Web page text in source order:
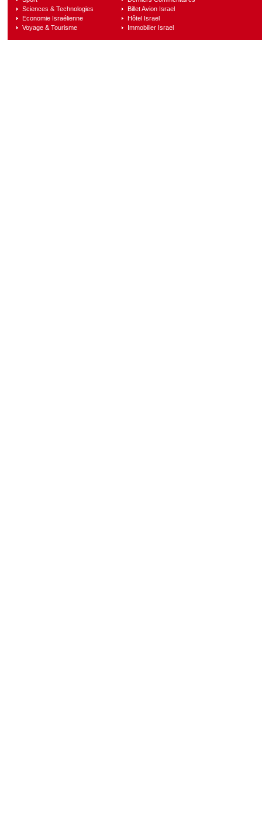
Sciences & Technologies
Economie Israélienne
Voyage & Tourisme
Billet Avion Israel
Hôtel Israel
Immobilier Israel